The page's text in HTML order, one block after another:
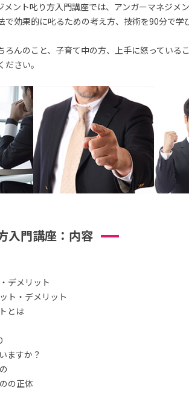
メント叱り方入門講座では、アンガーマネジメ
で効果的に叱るための考え方、技術を90分で学
ろんのこと、子育て中の方、上手に怒ってい
さい。
入門講座：内容
デメリット
ト・デメリット
とは
ますか？
の正体